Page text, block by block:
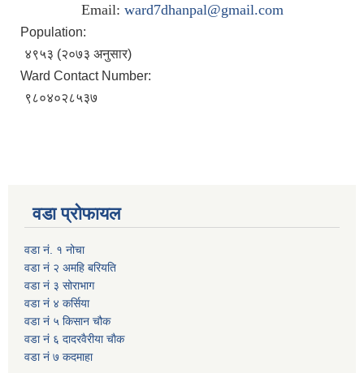
Email: ward7dhanpal@gmail.com
Population:
४९५३ (२०७३ अनुसार)
Ward Contact Number:
९८०४०२८५३७
वडा प्रोफायल
वडा नं. १ नोचा
वडा नं २ अमहि बरियति
वडा नं ३ सोराभाग
वडा नं ४ कर्सिया
वडा नं ५ किसान चौक
वडा नं ६ दादरवैरीया चाैक
वडा नं ७ कदमाहा